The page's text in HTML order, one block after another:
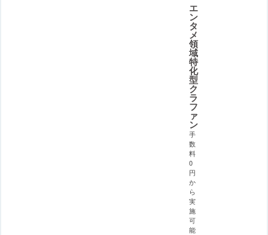
エ
ン
タ
メ
領
域
特
化
型
ク
ラ
フ
ァ
ン
手
数
料
0
円
か
ら
実
施
可
能